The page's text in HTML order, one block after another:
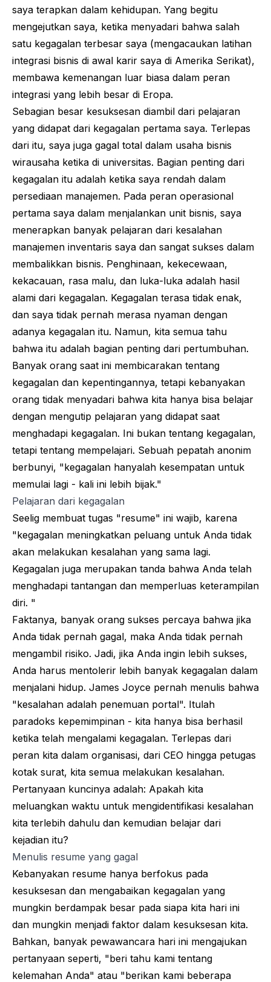
saya terapkan dalam kehidupan. Yang begitu
mengejutkan saya, ketika menyadari bahwa salah
satu kegagalan terbesar saya (mengacaukan latihan
integrasi bisnis di awal karir saya di Amerika Serikat),
membawa kemenangan luar biasa dalam peran
integrasi yang lebih besar di Eropa.
Sebagian besar kesuksesan diambil dari pelajaran
yang didapat dari kegagalan pertama saya. Terlepas
dari itu, saya juga gagal total dalam usaha bisnis
wirausaha ketika di universitas. Bagian penting dari
kegagalan itu adalah ketika saya rendah dalam
persediaan manajemen. Pada peran operasional
pertama saya dalam menjalankan unit bisnis, saya
menerapkan banyak pelajaran dari kesalahan
manajemen inventaris saya dan sangat sukses dalam
membalikkan bisnis. Penghinaan, kekecewaan,
kekacauan, rasa malu, dan luka-luka adalah hasil
alami dari kegagalan. Kegagalan terasa tidak enak,
dan saya tidak pernah merasa nyaman dengan
adanya kegagalan itu. Namun, kita semua tahu
bahwa itu adalah bagian penting dari pertumbuhan.
Banyak orang saat ini membicarakan tentang
kegagalan dan kepentingannya, tetapi kebanyakan
orang tidak menyadari bahwa kita hanya bisa belajar
dengan mengutip pelajaran yang didapat saat
menghadapi kegagalan. Ini bukan tentang kegagalan,
tetapi tentang mempelajari. Sebuah pepatah anonim
berbunyi, "kegagalan hanyalah kesempatan untuk
memulai lagi - kali ini lebih bijak."
Pelajaran dari kegagalan
Seelig membuat tugas "resume" ini wajib, karena
"kegagalan meningkatkan peluang untuk Anda tidak
akan melakukan kesalahan yang sama lagi.
Kegagalan juga merupakan tanda bahwa Anda telah
menghadapi tantangan dan memperluas keterampilan
diri. "
Faktanya, banyak orang sukses percaya bahwa jika
Anda tidak pernah gagal, maka Anda tidak pernah
mengambil risiko. Jadi, jika Anda ingin lebih sukses,
Anda harus mentolerir lebih banyak kegagalan dalam
menjalani hidup. James Joyce pernah menulis bahwa
"kesalahan adalah penemuan portal". Itulah
paradoks kepemimpinan - kita hanya bisa berhasil
ketika telah mengalami kegagalan. Terlepas dari
peran kita dalam organisasi, dari CEO hingga petugas
kotak surat, kita semua melakukan kesalahan.
Pertanyaan kuncinya adalah: Apakah kita
meluangkan waktu untuk mengidentifikasi kesalahan
kita terlebih dahulu dan kemudian belajar dari
kejadian itu?
Menulis resume yang gagal
Kebanyakan resume hanya berfokus pada
kesuksesan dan mengabaikan kegagalan yang
mungkin berdampak besar pada siapa kita hari ini
dan mungkin menjadi faktor dalam kesuksesan kita.
Bahkan, banyak pewawancara hari ini mengajukan
pertanyaan seperti, "beri tahu kami tentang
kelemahan Anda" atau "berikan kami beberapa